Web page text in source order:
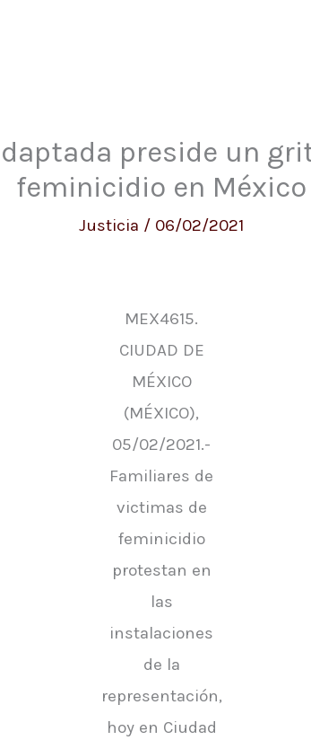
preside un
feminicidio en México
Justicia / 06/02/2021
MEX4615.
CIUDAD DE
MÉXICO
(MÉXICO),
05/02/2021.-
Familiares de
victimas de
feminicidio
protestan en
las
instalaciones
de la
representación,
hoy en Ciudad